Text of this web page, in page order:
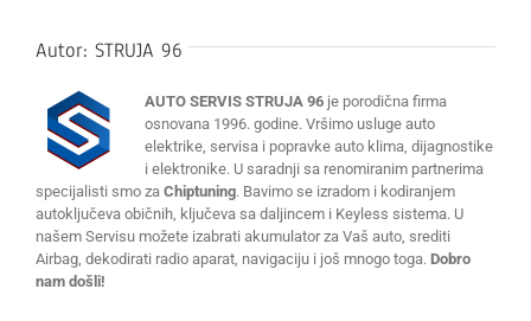
Autor: STRUJA 96
AUTO SERVIS STRUJA 96 je porodična firma
osnovana 1996. godine. Vršimo usluge auto
elektrike, servisa i popravke auto klima, dijagnostike
i elektronike. U saradnji sa renomiranim partnerima
specijalisti smo za Chiptuning. Bavimo se izradom i kodiranjem
autoključeva običnih, ključeva sa daljincem i Keyless sistema. U
našem Servisu možete izabrati akumulator za Vaš auto, srediti
Airbag, dekodirati radio aparat, navigaciju i još mnogo toga. Dobro
nam došli!